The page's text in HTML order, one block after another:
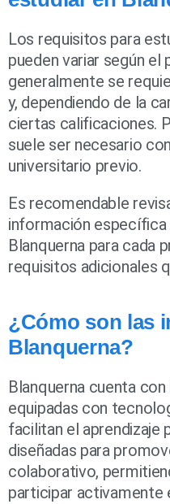
Los requisitos para
pueden variar según el
generalmente se
y, dependiendo de la
ciertas calificaciones.
suele ser necesario
universitario previo.
Es recomendable
información específica
Blanquerna para cada
requisitos adicionales
¿Cómo son las
Blanquerna?
Blanquerna cuenta
equipadas con
facilitan el aprendizaje
diseñadas para
colaborativo,
participar activamente